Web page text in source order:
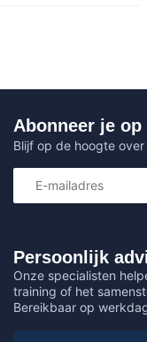
Persoonlijk
Onze specialisten
training of het
Bereikbaar op
Abonneer je
Blijf op de hoogte